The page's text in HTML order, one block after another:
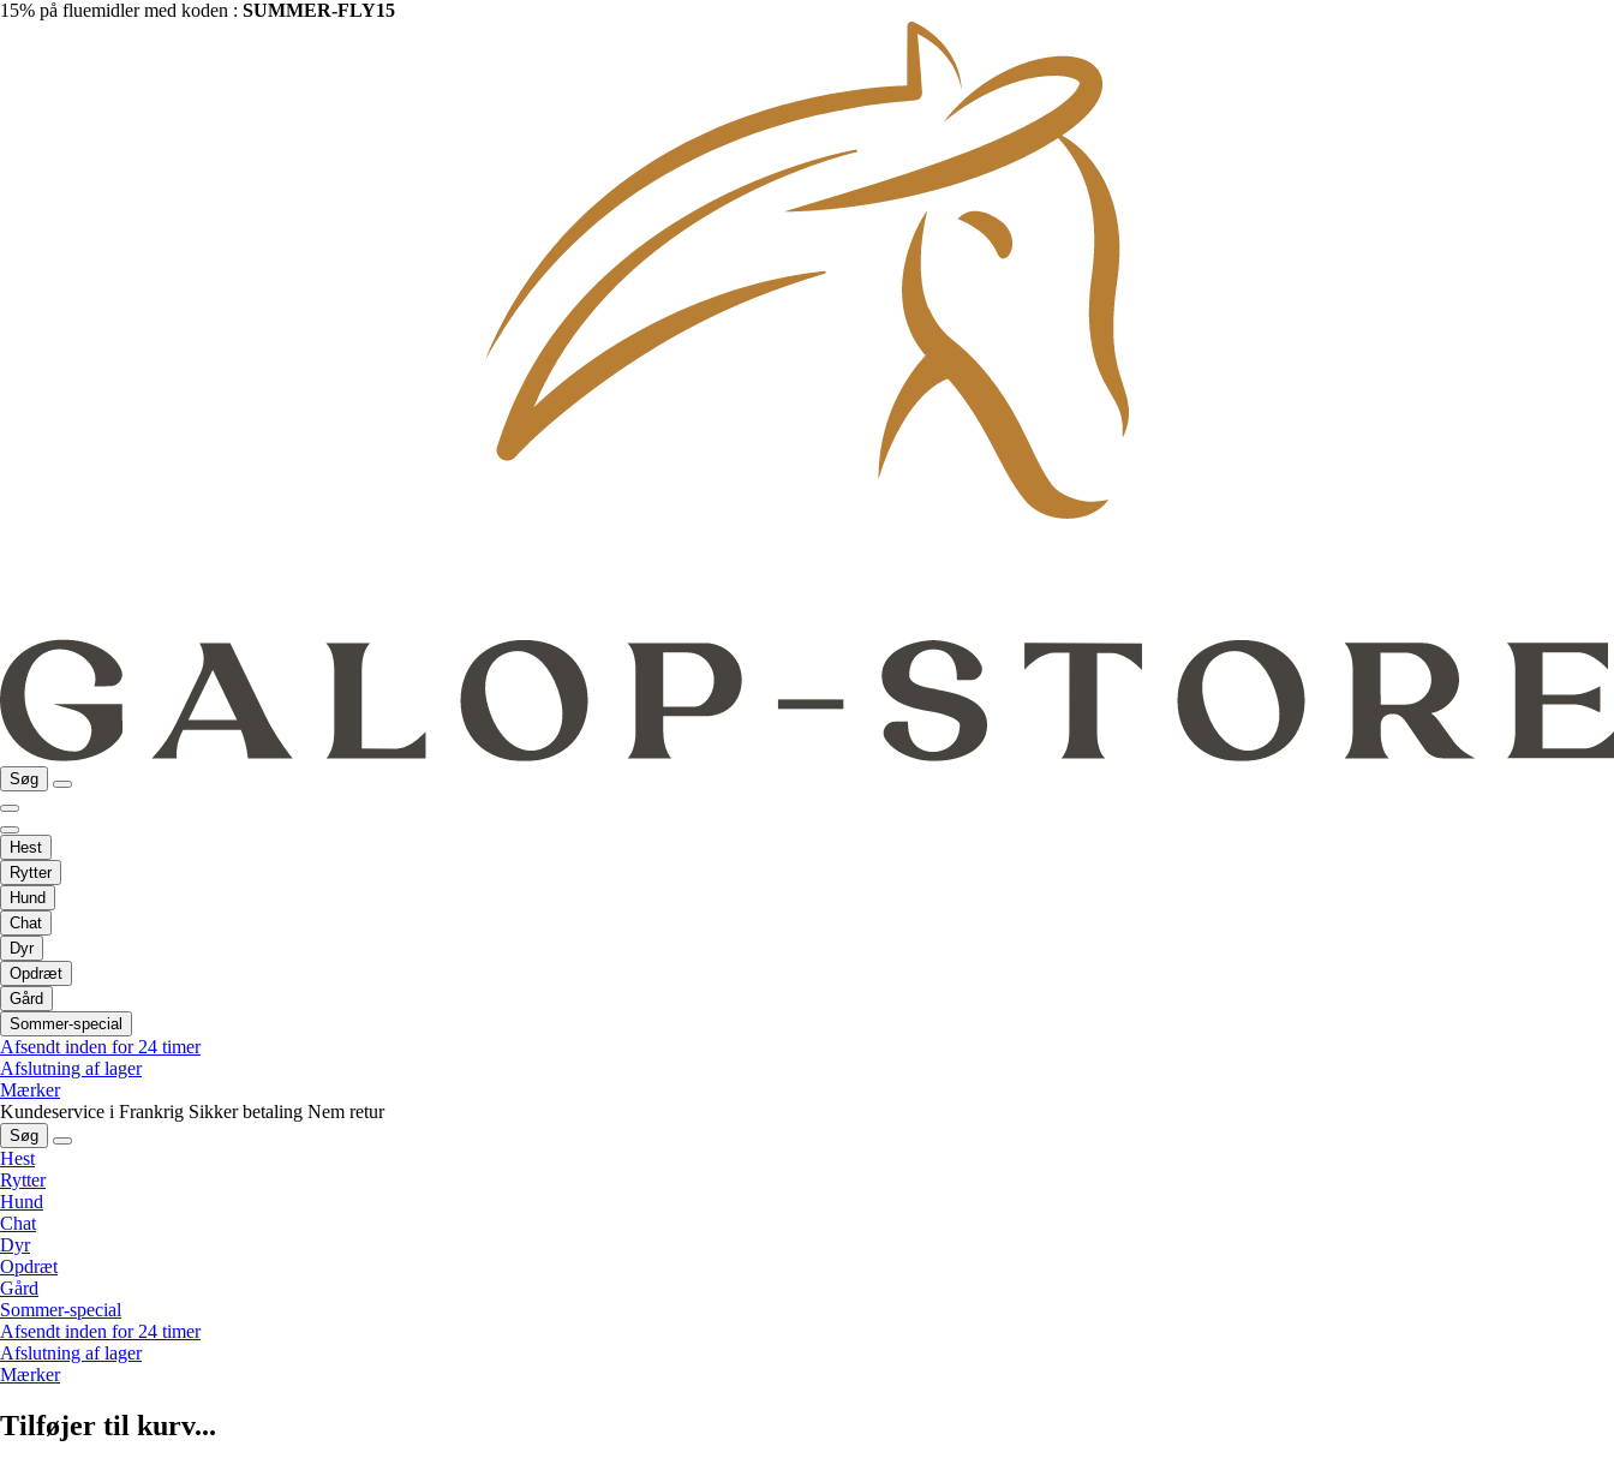
15% på fluemidler med koden : SUMMER-FLY15
Søg
Hest
Rytter
Hund
Chat
Dyr
Opdræt
Gård
Sommer-special
Afsendt inden for 24 timer
Afslutning af lager
Mærker
Kundeservice i Frankrig Sikker betaling Nem retur
Søg
Hest
Rytter
Hund
Chat
Dyr
Opdræt
Gård
Sommer-special
Afsendt inden for 24 timer
Afslutning af lager
Mærker
Tilføjer til kurv...